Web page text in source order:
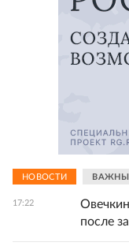
НОВОСТИ
17:22
после